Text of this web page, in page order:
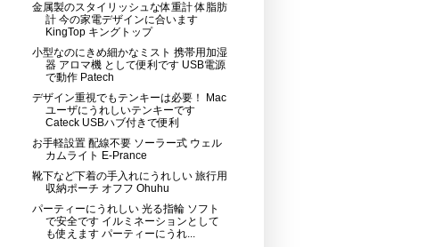
金属製のスタイリッシュな体重計 体脂肪
計 今の家電デザインに合います
KingTop キングトップ
小型なのにきめ細かなミスト 携帯用加湿
器 アロマ機 として便利です USB電源
で動作 Patech
デザイン重視でもテンキーは必要！ Mac
ユーザにうれしいテンキーです
Cateck USBハブ付きで便利
お手軽設置 配線不要 ソーラー式 ウェル
カムライト E-Prance
靴下など下着の手入れにうれしい 旅行用
収納ポーチ オフフ Ohuhu
パーティーにうれしい 光る指輪 ソフト
で安全です イルミネーションとして
も使えます パーティーにうれ...